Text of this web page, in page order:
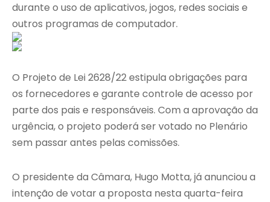
durante o uso de aplicativos, jogos, redes sociais e
outros programas de computador.
O Projeto de Lei 2628/22 estipula obrigações para
os fornecedores e garante controle de acesso por
parte dos pais e responsáveis. Com a aprovação da
urgência, o projeto poderá ser votado no Plenário
sem passar antes pelas comissões.
O presidente da Câmara, Hugo Motta, já anunciou a
intenção de votar a proposta nesta quarta-feira